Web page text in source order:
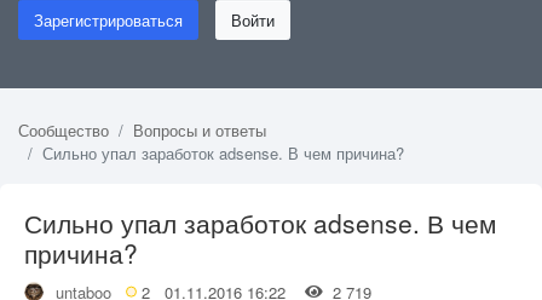
Зарегистрироваться Войти
Сообщество
Вопросы и ответы
Сильно упал заработок adsense. В чем причина?
Сильно упал заработок adsense. В чем
причина?
untaboo 2 01.11.2016 16:22 2 719